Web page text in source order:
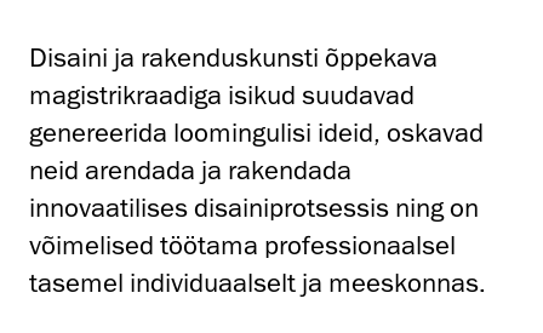
Disaini ja rakenduskunsti õppekava
magistrikraadiga isikud suudavad
genereerida loomingulisi ideid, oskavad
neid arendada ja rakendada
innovaatilises disainiprotsessis ning on
võimelised töötama professionaalsel
tasemel individuaalselt ja meeskonnas.